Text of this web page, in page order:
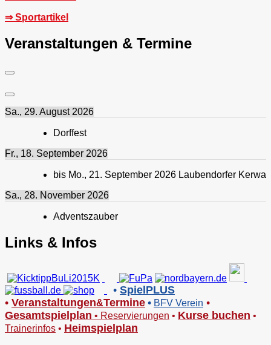
⇒ Sportartikel
Veranstaltungen & Termine
Sa., 29. August 2026
Dorffest
Fr., 18. September 2026
bis Mo., 21. September 2026 Laubendorfer Kerwa
Sa., 28. November 2026
Adventszauber
Links & Infos
• SpielPLUS
• Veranstaltungen&Termine • BFV Verein •
Gesamtspielplan • Reservierungen • Kurse buchen •
Trainerinfos • Heimspielplan